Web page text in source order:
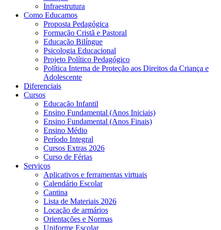
Infraestrutura
Como Educamos
Proposta Pedagógica
Formação Cristã e Pastoral
Educação Bilíngue
Psicologia Educacional
Projeto Político Pedagógico
Política Interna de Proteção aos Direitos da Criança e
Adolescente
Diferenciais
Cursos
Educação Infantil
Ensino Fundamental (Anos Iniciais)
Ensino Fundamental (Anos Finais)
Ensino Médio
Período Integral
Cursos Extras 2026
Curso de Férias
Serviços
Aplicativos e ferramentas virtuais
Calendário Escolar
Cantina
Lista de Materiais 2026
Locação de armários
Orientações e Normas
Uniforme Escolar